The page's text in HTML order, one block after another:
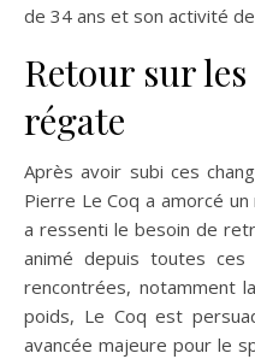
de 34 ans et son activité
Retour sur
régate
Après avoir subi ces
Pierre Le Coq a amorcé
a ressenti le besoin de
animé depuis toutes ces
rencontrées, notamment
poids, Le Coq est
avancée majeure pour le